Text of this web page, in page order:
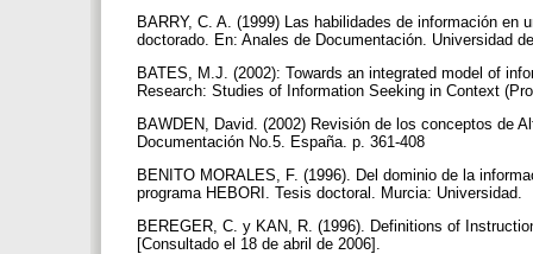
BARRY, C. A. (1999) Las habilidades de información
doctorado. En: Anales de Documentación. Universidad
BATES, M.J. (2002): Towards an integrated model of
Research: Studies of Information Seeking in Context
BAWDEN, David. (2002) Revisión de los conceptos de
Documentación No.5. España. p. 361-408
BENITO MORALES, F. (1996). Del dominio de la
programa HEBORI. Tesis doctoral. Murcia: Universidad.
BEREGER, C. y KAN, R. (1996). Definitions of
[Consultado el 18 de abril de 2006].